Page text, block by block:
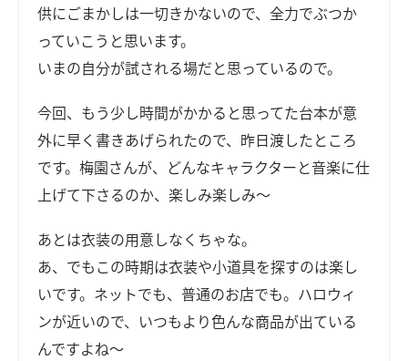
供にごまかしは一切きかないので、全力でぶつか
っていこうと思います。
いまの自分が試される場だと思っているので。
今回、もう少し時間がかかると思ってた台本が意
外に早く書きあげられたので、昨日渡したところ
です。梅園さんが、どんなキャラクターと音楽に仕
上げて下さるのか、楽しみ楽しみ～
あとは衣装の用意しなくちゃな。
あ、でもこの時期は衣装や小道具を探すのは楽し
いです。ネットでも、普通のお店でも。ハロウィ
ンが近いので、いつもより色んな商品が出ている
んですよね～